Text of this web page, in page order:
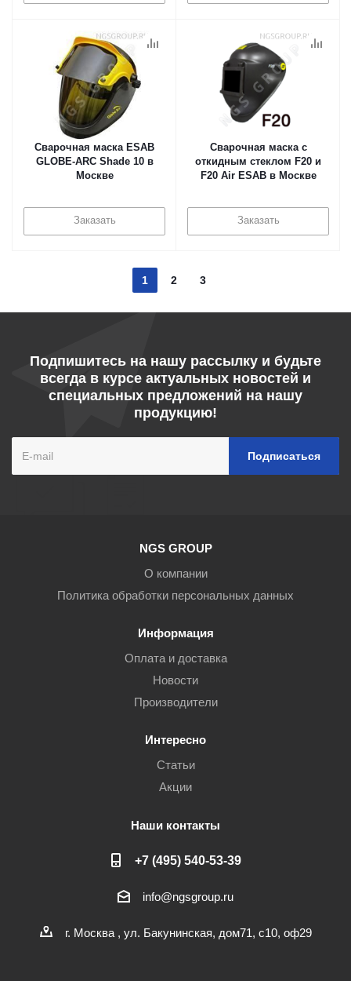
Сварочная маска ESAB
GLOBE-ARC Shade 10 в
Москве
Заказать
Сварочная маска с
откидным стеклом F20 и
F20 Air ESAB в Москве
Заказать
1 2 3
Подпишитесь на нашу рассылку и будьте
всегда в курсе актуальных новостей и
специальных предложений на нашу
продукцию!
NGS GROUP
О компании
Политика обработки персональных данных
Информация
Оплата и доставка
Новости
Производители
Интересно
Статьи
Акции
Наши контакты
+7 (495) 540-53-39
info@ngsgroup.ru
г. Москва , ул. Бакунинская, дом71, с10, оф29